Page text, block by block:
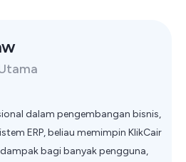
dalam pengembangan bisnis,
ERP, beliau memimpin KlikCair
bagi banyak pengguna,